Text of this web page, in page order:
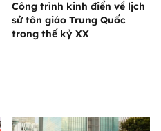
Công trình kinh điển về lịch
sử tôn giáo Trung Quốc
trong thế kỷ XX